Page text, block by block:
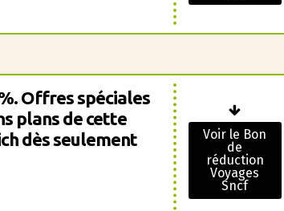
Offres spéciales
plans de cette
dès seulement
Voir le Bon
de
réduction
Voyages
Sncf